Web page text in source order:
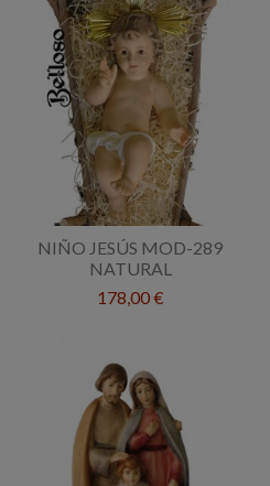
NIÑO JESÚS MOD-289
NATURAL
178,00 €